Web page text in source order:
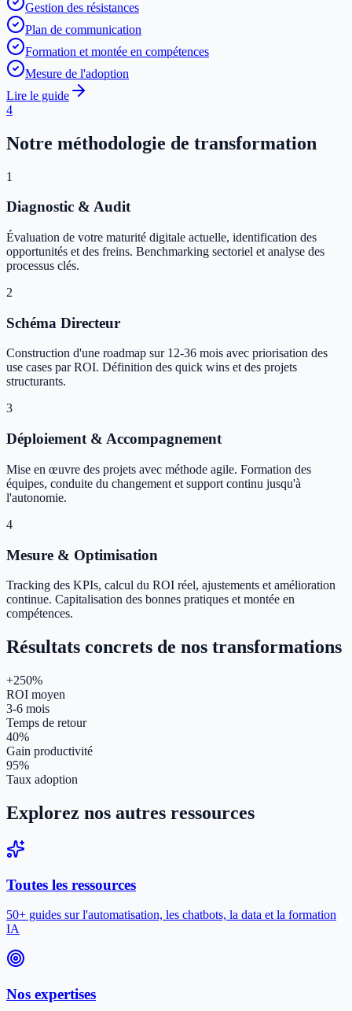
Gestion des résistances
Plan de communication
Formation et montée en compétences
Mesure de l'adoption
Lire le guide
4
Notre méthodologie de transformation
1
Diagnostic & Audit
Évaluation de votre maturité digitale actuelle, identification des
opportunités et des freins. Benchmarking sectoriel et analyse des
processus clés.
2
Schéma Directeur
Construction d'une roadmap sur 12-36 mois avec priorisation des
use cases par ROI. Définition des quick wins et des projets
structurants.
3
Déploiement & Accompagnement
Mise en œuvre des projets avec méthode agile. Formation des
équipes, conduite du changement et support continu jusqu'à
l'autonomie.
4
Mesure & Optimisation
Tracking des KPIs, calcul du ROI réel, ajustements et amélioration
continue. Capitalisation des bonnes pratiques et montée en
compétences.
Résultats concrets de nos transformations
+250%
ROI moyen
3-6 mois
Temps de retour
40%
Gain productivité
95%
Taux adoption
Explorez nos autres ressources
Toutes les ressources
50+ guides sur l'automatisation, les chatbots, la data et la formation
IA
Nos expertises